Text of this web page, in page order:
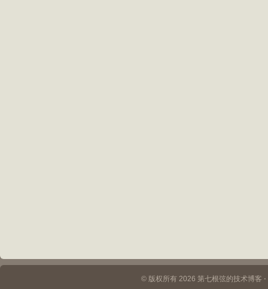
© 版权所有 2026 第七根弦的技术博客